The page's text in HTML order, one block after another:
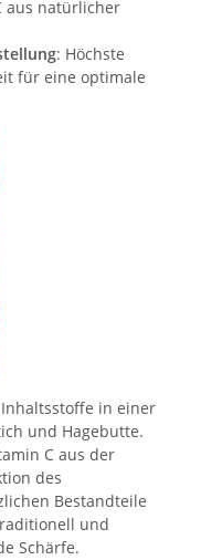
aus natürlicher
: Höchste
für eine optimale
in einer
und Hagebutte.
C aus der
des
Bestandteile
und
Schärfe.